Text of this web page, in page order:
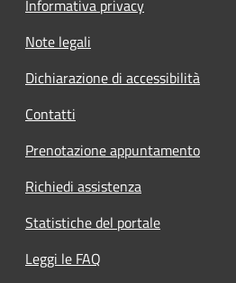
Informativa privacy
Note legali
Dichiarazione di accessibilità
Contatti
Prenotazione appuntamento
Richiedi assistenza
Statistiche del portale
Leggi le FAQ